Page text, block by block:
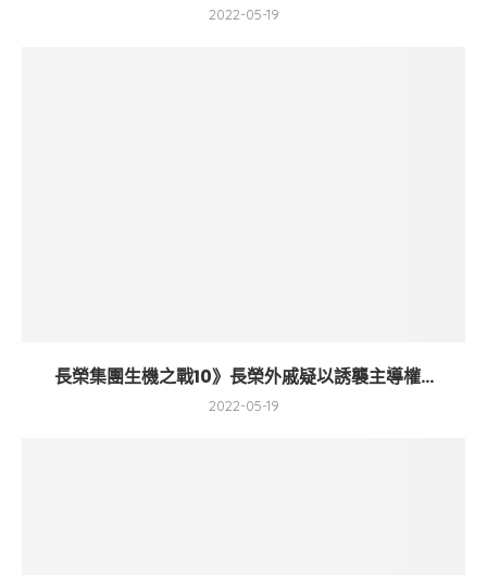
2022-05-19
長榮集團生機之戰10》長榮外戚疑以誘襲主導權...
2022-05-19